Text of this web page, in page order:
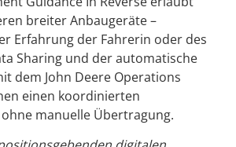
breiter Anbaugeräte –
Erfahrung der Fahrerin oder des
Sharing und der automatische
dem John Deere Operations
einen koordinierten
manuelle Übertragung.